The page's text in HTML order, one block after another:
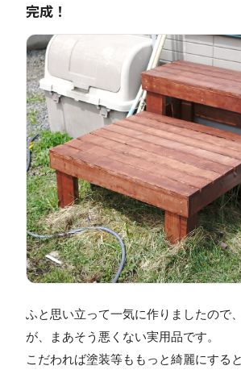
完成！
ふと思い立って一気に作りましたので
が、まあそう悪くない実用品です。
こだわれば塗装等ももっと綺麗にする